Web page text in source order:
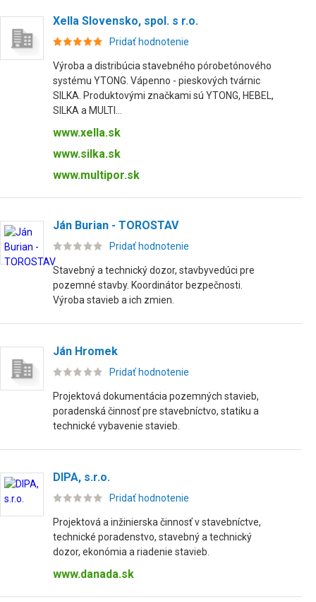
Xella Slovensko, spol. s r.o.
Pridať hodnotenie
Výroba a distribúcia stavebného pórobetónového
systému YTONG. Vápenno - pieskových tvárnic
SILKA. Produktovými značkami sú YTONG, HEBEL,
SILKA a MULTI...
www.xella.sk
www.silka.sk
www.multipor.sk
Ján Burian - TOROSTAV
Pridať hodnotenie
Stavebný a technický dozor, stavbyvedúci pre
pozemné stavby. Koordinátor bezpečnosti.
Výroba stavieb a ich zmien.
Ján Hromek
Pridať hodnotenie
Projektová dokumentácia pozemných stavieb,
poradenská činnosť pre stavebníctvo, statiku a
technické vybavenie stavieb.
DIPA, s.r.o.
Pridať hodnotenie
Projektová a inžinierska činnosť v stavebníctve,
technické poradenstvo, stavebný a technický
dozor, ekonómia a riadenie stavieb.
www.danada.sk